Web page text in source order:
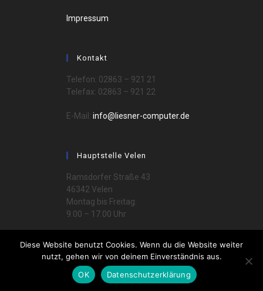
Impressum
Kontakt
Telefon: 02863 – 921 21
Telefax: 02863 – 921 22
E-Mail: info@liesner-computer.de
Hauptstelle Velen
Ramsdorfer Straße 43
46342 Velen
Montag bis Freitag:
9.00 – 17.00 Uhr
Copyright 2026 - Liesner Computer e.K.
Diese Website benutzt Cookies. Wenn du die Website weiter
nutzt, gehen wir von deinem Einverständnis aus.
OK
Datenschutzerklärung